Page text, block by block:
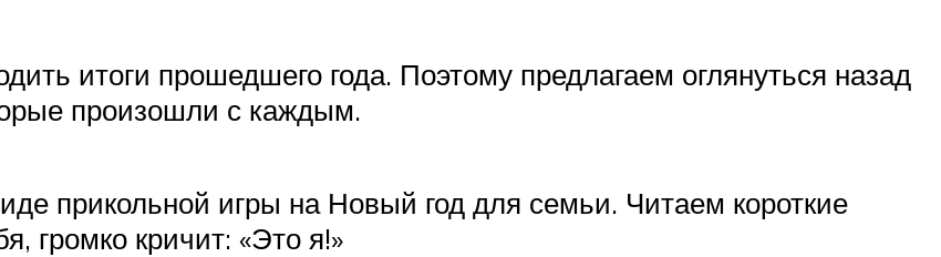
итоги прошедшего года. Поэтому предлагаем оглянуться назад
произошли с каждым.
прикольной игры на Новый год для семьи. Читаем короткие
громко кричит: «Это я!»